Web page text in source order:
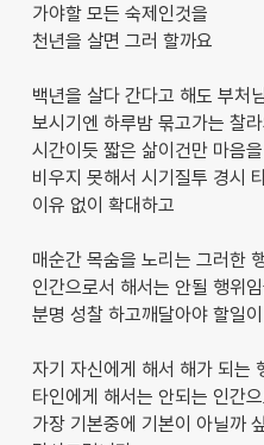
가야할 모든 숙제인것을
천년을 살면 그러 할까요
백년을 살다 간다고 해도 부처
보시기엔 하루밤 묶고가는 찰라
시간이듯 짧은 삶이건만 마음을
비우지 못해서 시기질투 경시
이유 없이 확대하고
매순간 목숨을 노리는 그러한
인간으로서 해서는 안될 행위
분명 성찰 하고깨달아야 할일
자기 자신에게 해서 해가 되는
타인에게 해서는 안되는 인간으
가장 기본중에 기본이 아닐까